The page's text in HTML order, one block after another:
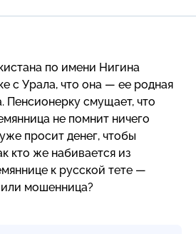
по имени Нигина
с Урала, что она — ее родная
Пенсионерку смущает, что
не помнит ничего
просит денег, чтобы
кто же набивается из
к русской тете —
мошенница?